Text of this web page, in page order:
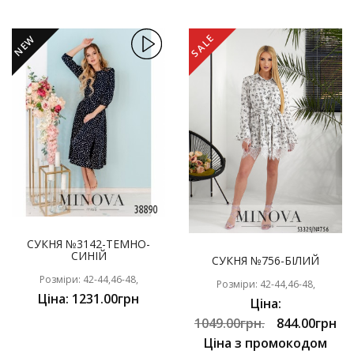
NEW
СУКНЯ №3142-ТЕМНО-
СИНІЙ
Розміри: 42-44,46-48,
Ціна: 1231.00грн
SALE
СУКНЯ №756-БІЛИЙ
Розміри: 42-44,46-48,
Ціна:
1049.00грн.
844.00грн
Ціна з промокодом